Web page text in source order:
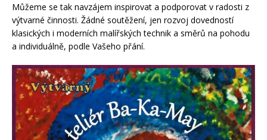
Můžeme se tak navzájem inspirovat a podporovat v radosti z
výtvarné činnosti. Žádné soutěžení, jen rozvoj dovedností
klasických i moderních malířských technik a směrů na pohodu
a individuálně, podle Vašeho přání.